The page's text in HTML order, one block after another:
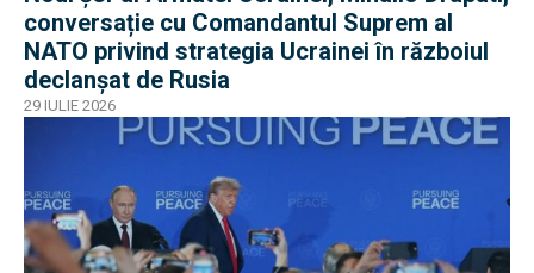
conversație cu Comandantul Suprem al
NATO privind strategia Ucrainei în războiul
declanșat de Rusia
29 IULIE 2026